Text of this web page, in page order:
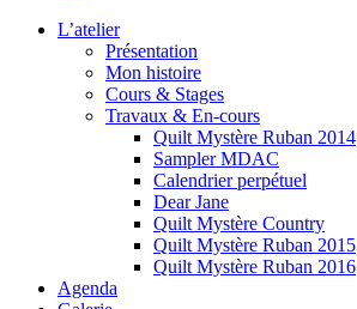
L’atelier
Présentation
Mon histoire
Cours & Stages
Travaux & En-cours
Quilt Mystère Ruban 2014
Sampler MDAC
Calendrier perpétuel
Dear Jane
Quilt Mystère Country
Quilt Mystère Ruban 2015
Quilt Mystère Ruban 2016
Agenda